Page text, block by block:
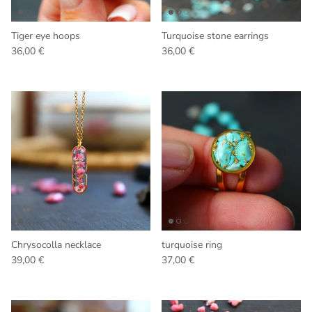
Tiger eye hoops
Regular price
36,00 €
Turquoise stone earrings
Regular price
36,00 €
Chrysocolla necklace
Regular price
39,00 €
turquoise ring
Regular price
37,00 €